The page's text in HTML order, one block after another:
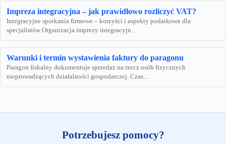
Impreza integracyjna – jak prawidłowo rozliczyć VAT?
Integracyjne spotkania firmowe – korzyści i aspekty podatkowe dla
specjalistów Organizacja imprezy integracyjn…
Warunki i termin wystawienia faktury do paragonu
Paragon fiskalny dokumentuje sprzedaż na rzecz osób fizycznych
nieprowadzących działalności gospodarczej. Czas…
Potrzebujesz pomocy?